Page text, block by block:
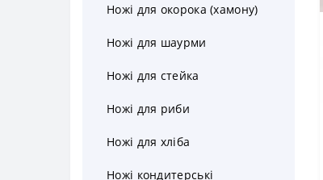
Ножі для окорока (хамону)
Ножі для шаурми
Ножі для стейка
Ножі для риби
Ножі для хліба
Ножі кондитерські